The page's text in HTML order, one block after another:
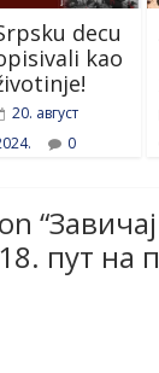
decu
kao
20. август
0
“
пут на